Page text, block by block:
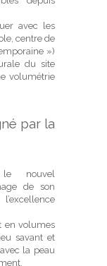
avec les
centre de
»)
du site
volumétrie
par la
le nouvel
de son
en volumes
savant et
la peau